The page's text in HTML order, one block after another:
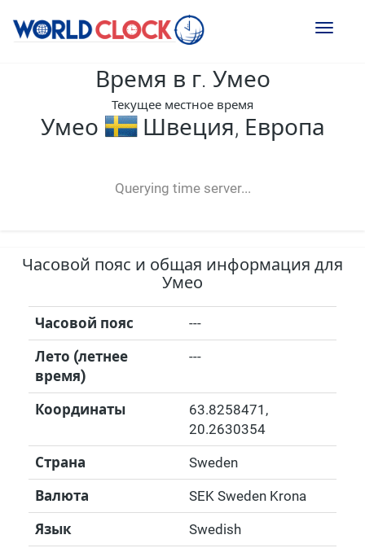
Toggle
Время в г. Умео
Текущее местное время
Умео Швеция, Европа
Querying time server...
-- ---- ----
Часовой пояс и общая информация для
Умео
Часовой пояс ---
Лето (летнее
время)
---
Координаты 63.8258471 ,
20.2630354
Страна Sweden
Валюта SEK Sweden Krona
Язык Swedish